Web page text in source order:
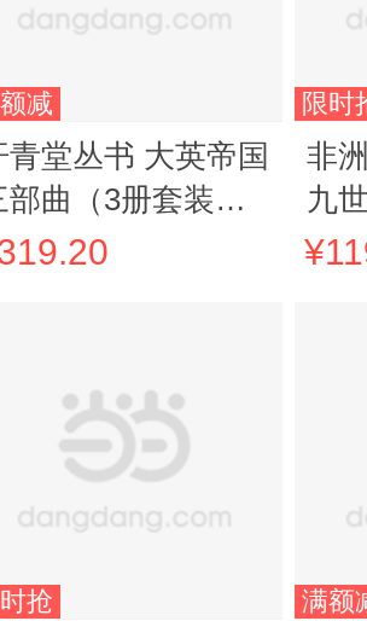
减
青堂丛书 大英帝国
部曲（3册套装）
昭天命 帝国盛世
抢
限时
非
九
列
满额